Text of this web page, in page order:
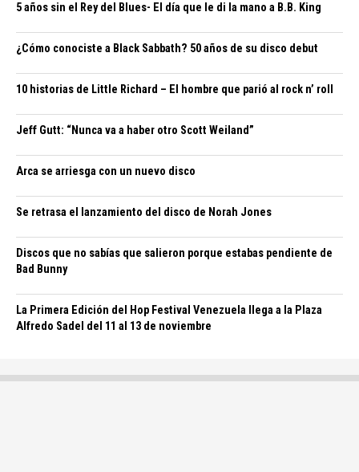
5 años sin el Rey del Blues- El día que le di la mano a B.B. King
¿Cómo conociste a Black Sabbath? 50 años de su disco debut
10 historias de Little Richard – El hombre que parió al rock n’ roll
Jeff Gutt: “Nunca va a haber otro Scott Weiland”
Arca se arriesga con un nuevo disco
Se retrasa el lanzamiento del disco de Norah Jones
Discos que no sabías que salieron porque estabas pendiente de
Bad Bunny
La Primera Edición del Hop Festival Venezuela llega a la Plaza
Alfredo Sadel del 11 al 13 de noviembre